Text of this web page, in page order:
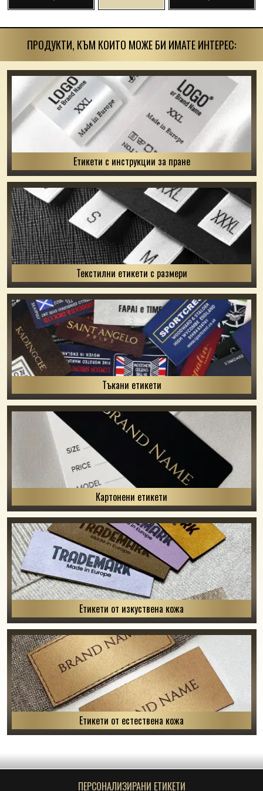
ПРОДУКТИ, КЪМ КОИТО МОЖЕ БИ ИМАТЕ ИНТЕРЕС:
Етикети с инструкции за пране
Текстилни етикети с размери
Тъкани етикети
Картонени етикети
Етикети от изкуствена кожа
Етикети от естествена кожа
ПЕРСОНАЛИЗИРАНИ ЕТИКЕТИ